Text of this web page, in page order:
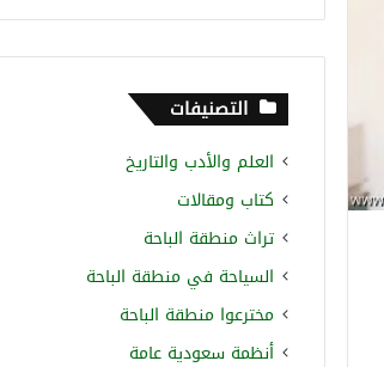
التصنيفات
العلم والأدب والتاريخ
كتاب ومقالات
تراث منطقة الباحة
السياحة في منطقة الباحة
مخترعوا منطقة الباحة
أنظمة سعودية عامة